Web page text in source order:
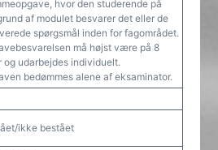
hvor den studerende på
af modulet besvarer det eller de
spørgsmål inden for fagområdet.
må højst være på 8
og udarbejdes individuelt.
bedømmes alene af eksaminator.
ikke bestået